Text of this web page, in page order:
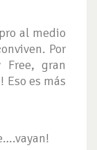
al medio
Por
Free, gran
Eso es más